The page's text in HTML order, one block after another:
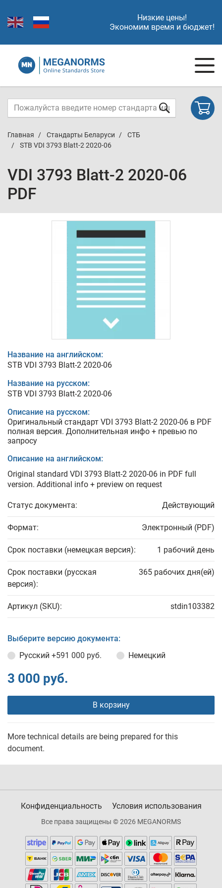
Низкие цены!
Экономим время и бюджет!
Главная Стандарты Беларуси
СТБ
STB VDI 3793 Blatt-2 2020-06
VDI 3793 Blatt-2 2020-06
PDF
Название на английском:
STB VDI 3793 Blatt-2 2020-06
Название на русском:
STB VDI 3793 Blatt-2 2020-06
Описание на русском:
Оригинальный стандарт VDI 3793 Blatt-2 2020-06 в PDF
полная версия. Дополнительная инфо + превью по
запросу
Описание на английском:
Original standard VDI 3793 Blatt-2 2020-06 in PDF full
version. Additional info + preview on request
Статус документа: Действующий
Формат: Электронный (PDF)
Срок поставки (немецкая версия): 1 рабочий день
Срок поставки (русская
версия):
365 рабочих дня(ей)
Артикул (SKU): stdin103382
Выберите версию документа:
Русский +591 000 руб. Немецкий
3 000 руб.
В корзину
More technical details are being prepared for this
document.
Конфиденциальность Условия использования
Все права защищены © 2026 MEGANORMS